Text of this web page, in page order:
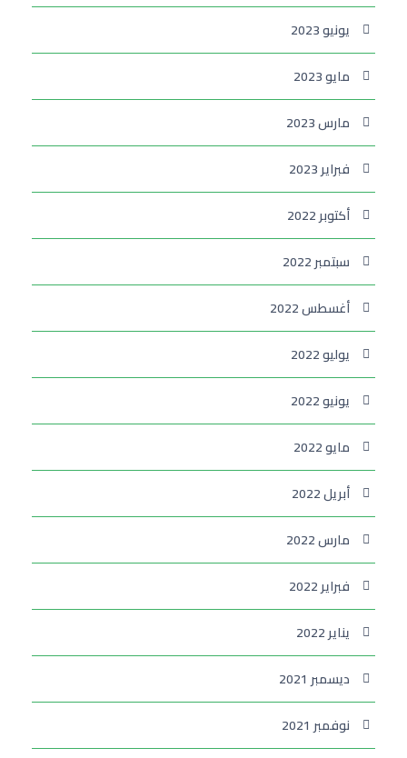
يونيو 2023
مايو 2023
مارس 2023
فبراير 2023
أكتوبر 2022
سبتمبر 2022
أغسطس 2022
يوليو 2022
يونيو 2022
مايو 2022
أبريل 2022
مارس 2022
فبراير 2022
يناير 2022
ديسمبر 2021
نوفمبر 2021